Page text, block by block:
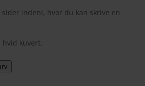
indeni, hvor du kan skrive en
hvid kuvert.